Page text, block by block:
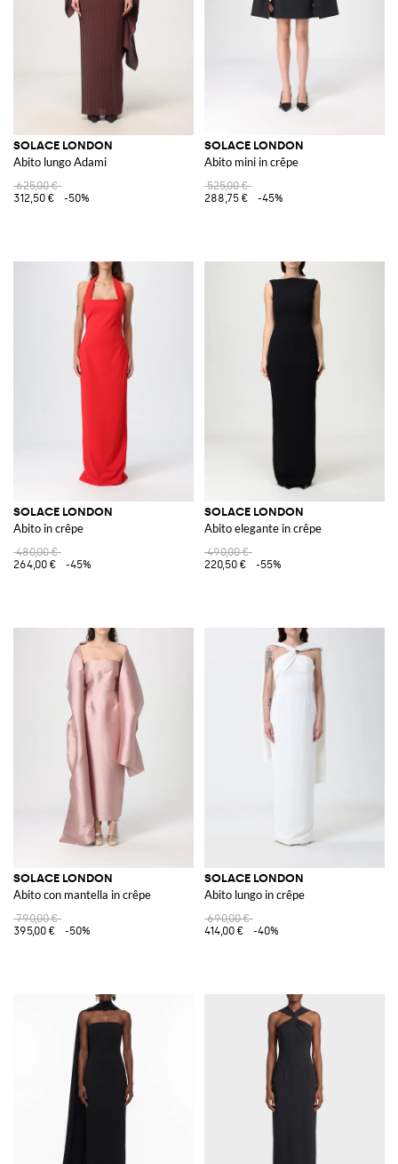
SOLACE LONDON
Abito lungo Adami
625,00 €
312,50 €
-50%
SOLACE LONDON
Abito mini in crêpe
525,00 €
288,75 €
-45%
SOLACE LONDON
Abito in crêpe
480,00 €
264,00 €
-45%
SOLACE LONDON
Abito elegante in crêpe
490,00 €
220,50 €
-55%
SOLACE LONDON
Abito con mantella in crêpe
790,00 €
395,00 €
-50%
SOLACE LONDON
Abito lungo in crêpe
690,00 €
414,00 €
-40%